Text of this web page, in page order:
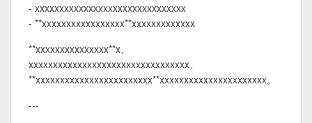
- xxxxxxxxxxxxxxxxxxxxxxxxxxxxxxx
- **xxxxxxxxxxxxxxxxx**xxxxxxxxxxxxx
**xxxxxxxxxxxxxxx**x、
xxxxxxxxxxxxxxxxxxxxxxxxxxxxxxxxx、
**xxxxxxxxxxxxxxxxxxxxxxxx**xxxxxxxxxxxxxxxxxxxxxx。
---